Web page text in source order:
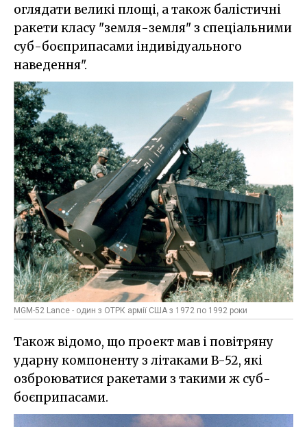
оглядати великі площі, а також балістичні
ракети класу "земля-земля" з спеціальними
суб-боєприпасами індивідуального
наведення".
MGM-52 Lance - один з ОТРК армії США з 1972 по 1992 роки
Також відомо, що проект мав і повітряну
ударну компоненту з літаками B-52, які
озброюватися ракетами з такими ж суб-
боєприпасами.